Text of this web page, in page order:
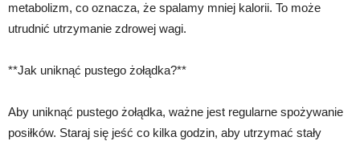
metabolizm, co oznacza, że spalamy mniej kalorii. To może
utrudnić utrzymanie zdrowej wagi.
**Jak uniknąć pustego żołądka?**
Aby uniknąć pustego żołądka, ważne jest regularne spożywanie
posiłków. Staraj się jeść co kilka godzin, aby utrzymać stały